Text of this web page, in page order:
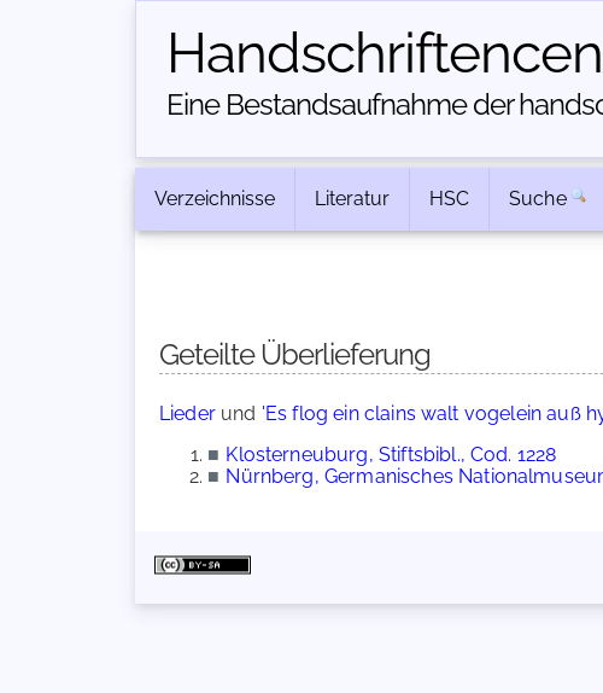
Eine Bestandsaufnahme der
Verzeichnisse Literatur HSC Suche
Geteilte Überlieferung
Liederund 'Es flog ein clains walt vogelein auß
■ Klosterneuburg, Stiftsbibl., Cod. 1228
■ Nürnberg, Germanisches